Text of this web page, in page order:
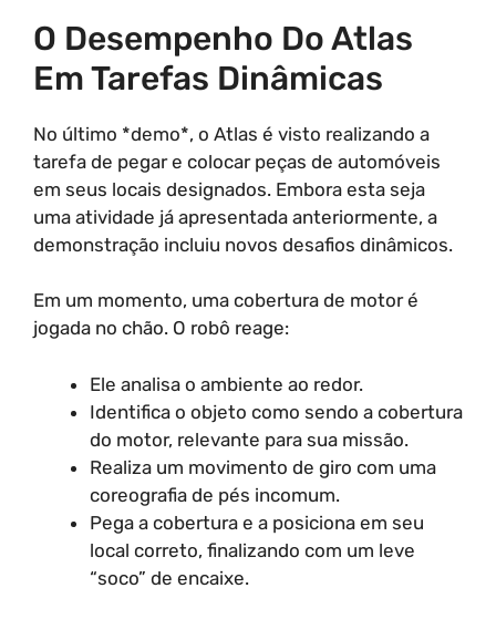
O Desempenho Do Atlas
Em Tarefas Dinâmicas
No último *demo*, o Atlas é visto realizando a
tarefa de pegar e colocar peças de automóveis
em seus locais designados. Embora esta seja
uma atividade já apresentada anteriormente, a
demonstração incluiu novos desafios dinâmicos.
Em um momento, uma cobertura de motor é
jogada no chão. O robô reage:
Ele analisa o ambiente ao redor.
Identifica o objeto como sendo a cobertura
do motor, relevante para sua missão.
Realiza um movimento de giro com uma
coreografia de pés incomum.
Pega a cobertura e a posiciona em seu
local correto, finalizando com um leve
“soco” de encaixe.